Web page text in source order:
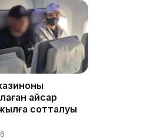
Қайсар
сотталуы